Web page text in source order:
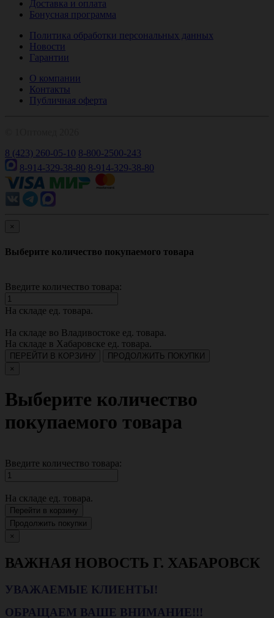
Доставка и оплата
Бонусная программа
Политика обработки персональных данных
Новости
Гарантии
О компании
Контакты
Публичная оферта
8 (423) 260-05-10 8-800-2500-243
8-914-329-38-80 8-914-329-38-80
×
Выберите количество покупаемого товара
Введите количество товара:
На складе ед. товара.
На складе во Владивостоке ед. товара.
На складе в Хабаровске ед. товара.
ПЕРЕЙТИ В КОРЗИНУ
ПРОДОЛЖИТЬ ПОКУПКИ
×
Выберите количество
покупаемого товара
Введите количество товара:
На складе ед. товара.
Перейти в корзину
Продолжить покупки
×
ВАЖНАЯ НОВОСТЬ Г. ХАБАРОВСК
УВАЖАЕМЫЕ КЛИЕНТЫ!
ОБРАЩАЕМ ВАШЕ ВНИМАНИЕ!!!